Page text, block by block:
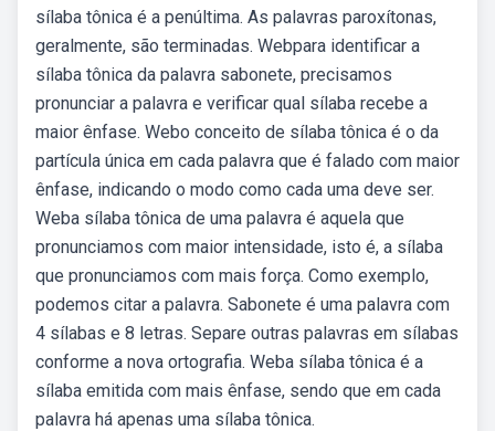
sílaba tônica é a penúltima. As palavras paroxítonas,
geralmente, são terminadas. Webpara identificar a
sílaba tônica da palavra sabonete, precisamos
pronunciar a palavra e verificar qual sílaba recebe a
maior ênfase. Webo conceito de sílaba tônica é o da
partícula única em cada palavra que é falado com maior
ênfase, indicando o modo como cada uma deve ser.
Weba sílaba tônica de uma palavra é aquela que
pronunciamos com maior intensidade, isto é, a sílaba
que pronunciamos com mais força. Como exemplo,
podemos citar a palavra. Sabonete é uma palavra com
4 sílabas e 8 letras. Separe outras palavras em sílabas
conforme a nova ortografia. Weba sílaba tônica é a
sílaba emitida com mais ênfase, sendo que em cada
palavra há apenas uma sílaba tônica.